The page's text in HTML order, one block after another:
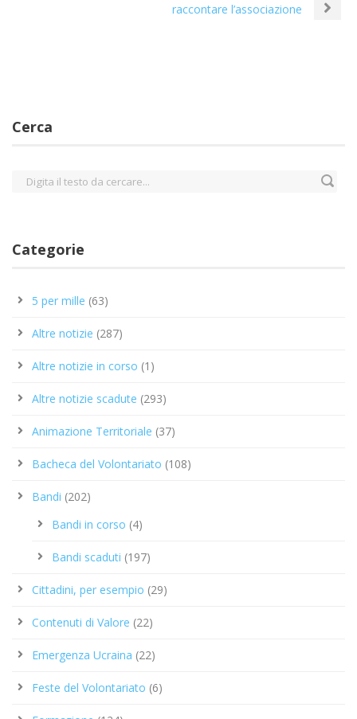
raccontare l’associazione
Cerca
Categorie
5 per mille (63)
Altre notizie (287)
Altre notizie in corso (1)
Altre notizie scadute (293)
Animazione Territoriale (37)
Bacheca del Volontariato (108)
Bandi (202)
Bandi in corso (4)
Bandi scaduti (197)
Cittadini, per esempio (29)
Contenuti di Valore (22)
Emergenza Ucraina (22)
Feste del Volontariato (6)